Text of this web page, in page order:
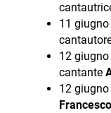
11
12
cantante
12